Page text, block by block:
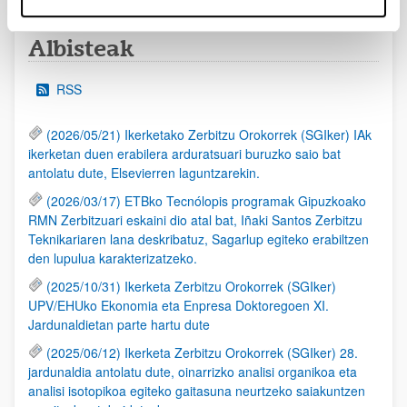
Albisteak
RSS
(2026/05/21) Ikerketako Zerbitzu Orokorrek (SGIker) IAk
ikerketan duen erabilera arduratsuari buruzko saio bat
antolatu dute, Elsevierren laguntzarekin.
(2026/03/17) ETBko Tecnólopis programak Gipuzkoako
RMN Zerbitzuari eskaini dio atal bat, Iñaki Santos Zerbitzu
Teknikariaren lana deskribatuz, Sagarlup egiteko erabiltzen
den lupulua karakterizatzeko.
(2025/10/31) Ikerketa Zerbitzu Orokorrek (SGIker)
UPV/EHUko Ekonomia eta Enpresa Doktoregoen XI.
Jardunaldietan parte hartu dute
(2025/06/12) Ikerketa Zerbitzu Orokorrek (SGIker) 28.
jardunaldia antolatu dute, oinarrizko analisi organikoa eta
analisi isotopikoa egiteko gaitasuna neurtzeko saiakuntzen